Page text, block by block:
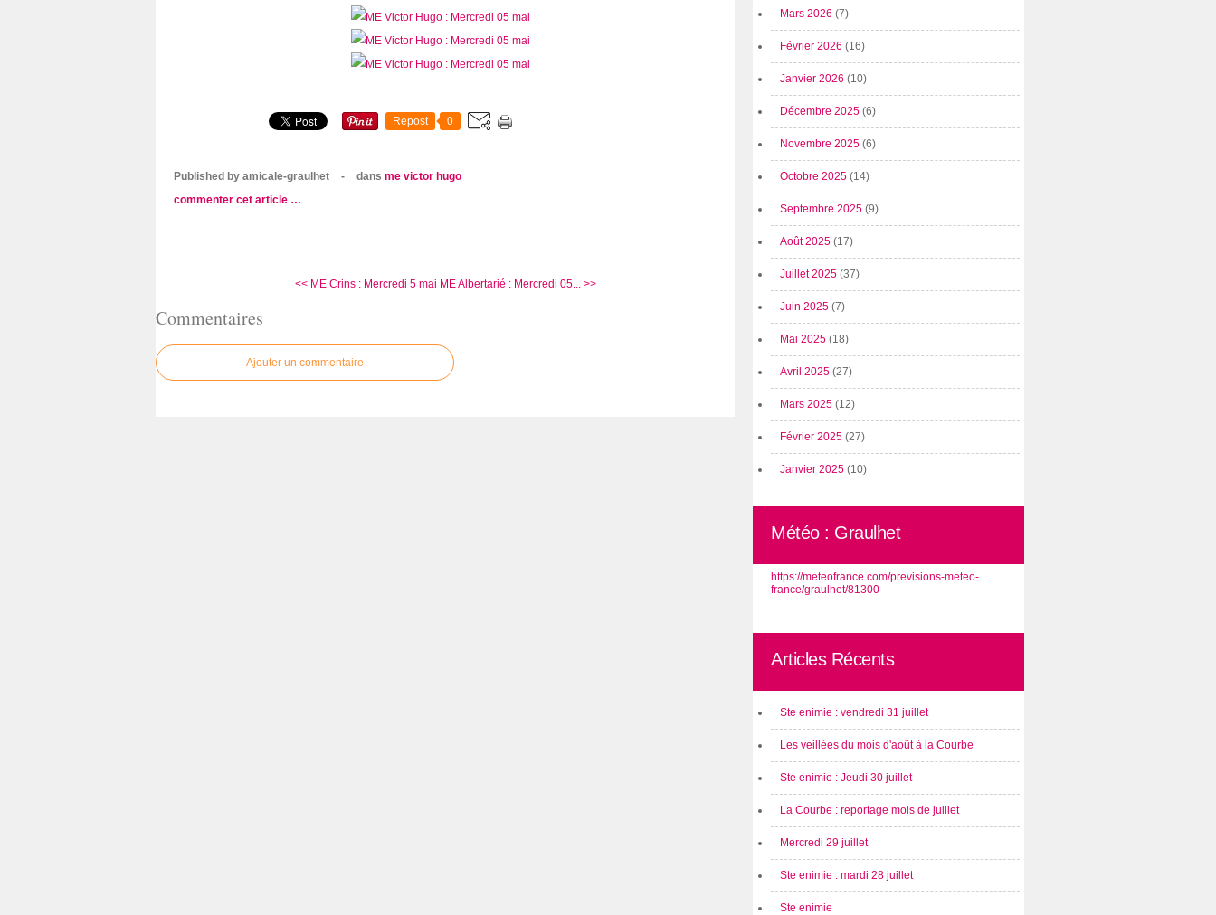
Repost 0
Published by amicale-graulhet - dans me victor hugo
commenter cet article …
<< ME Crins : Mercredi 5 mai ME Albertarié : Mercredi 05... >>
Commentaires
Ajouter un commentaire
Mars 2026 (7)
Février 2026 (16)
Janvier 2026 (10)
Décembre 2025 (6)
Novembre 2025 (6)
Octobre 2025 (14)
Septembre 2025 (9)
Août 2025 (17)
Juillet 2025 (37)
Juin 2025 (7)
Mai 2025 (18)
Avril 2025 (27)
Mars 2025 (12)
Février 2025 (27)
Janvier 2025 (10)
Météo : Graulhet
https://meteofrance.com/previsions-meteo-
france/graulhet/81300
Articles Récents
Ste enimie : vendredi 31 juillet
Les veillées du mois d'août à la Courbe
Ste enimie : Jeudi 30 juillet
La Courbe : reportage mois de juillet
Mercredi 29 juillet
Ste enimie : mardi 28 juillet
Ste enimie